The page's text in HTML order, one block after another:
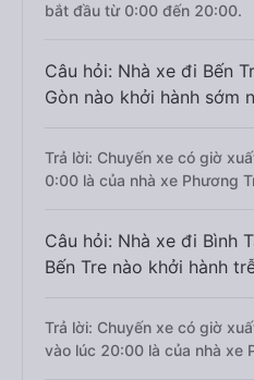
bắt đầu từ 0:00 đến 20:00.
Câu hỏi: Nhà xe đi Bến
Gòn nào khởi hành sớm
Trả lời: Chuyến xe có giờ
0:00 là của nhà xe Phương
Câu hỏi: Nhà xe đi Bình
Bến Tre nào khởi hành
Trả lời: Chuyến xe có giờ
vào lúc 20:00 là của nhà xe